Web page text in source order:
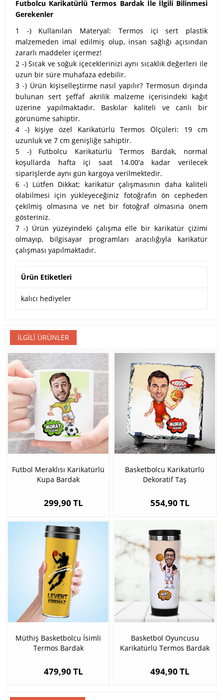
Futbolcu Karikatürlü Termos Bardak İle İlgili Bilinmesi
Gerekenler
1 -) Kullanılan Materyal: Termos içi sert plastik
malzemeden imal edilmiş olup, insan sağlığı açısından
zararlı maddeler içermez!
2 -) Sıcak ve soğuk içeceklerinizi aynı sıcaklık değerleri ile
uzun bir süre muhafaza edebilir.
3 -) Ürün kişiselleştirme nasıl yapılır? Termosun dışında
bulunan sert şeffaf akrilik malzeme içerisindeki kağıt
üzerine yapılmaktadır. Baskılar kaliteli ve canlı bir
görünüme sahiptir.
4 -) kişiye özel Karikatürlü Termos Ölçüleri: 19 cm
uzunluk ve 7 cm genişliğe sahiptir.
5 -) Futbolcu Karikatürlü Termos Bardak, normal
koşullarda hafta içi saat 14.00'a kadar verilecek
siparişlerde aynı gün kargoya verilmektedir.
6 -) Lütfen Dikkat; karikatür çalışmasının daha kaliteli
olabilmesi için yükleyeceğiniz fotoğrafın ön cepheden
çekilmiş olmasına ve net bir fotoğraf olmasına önem
gösteriniz.
7 -) Ürün yüzeyindeki çalışma elle bir karikatür çizimi
olmayıp, bilgisayar programları aracılığıyla karikatür
çalışması yapılmaktadır.
Ürün Etiketleri
kalıcı hediyeler
İLGILI ÜRÜNLER
Futbol Meraklısı Karikatürlü
Kupa Bardak
299,90 TL
Basketbolcu Karikatürlü
Dekoratif Taş
554,90 TL
Müthiş Basketbolcu İsimli
Termos Bardak
479,90 TL
Basketbol Oyuncusu
Karikatürlü Termos Bardak
494,90 TL